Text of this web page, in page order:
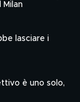
lasciare i
è uno solo,